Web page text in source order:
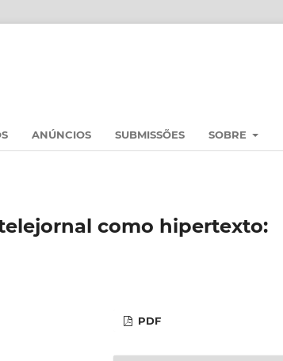
ANÚNCIOS SUBMISSÕES SOBRE
como hipertexto:
PDF